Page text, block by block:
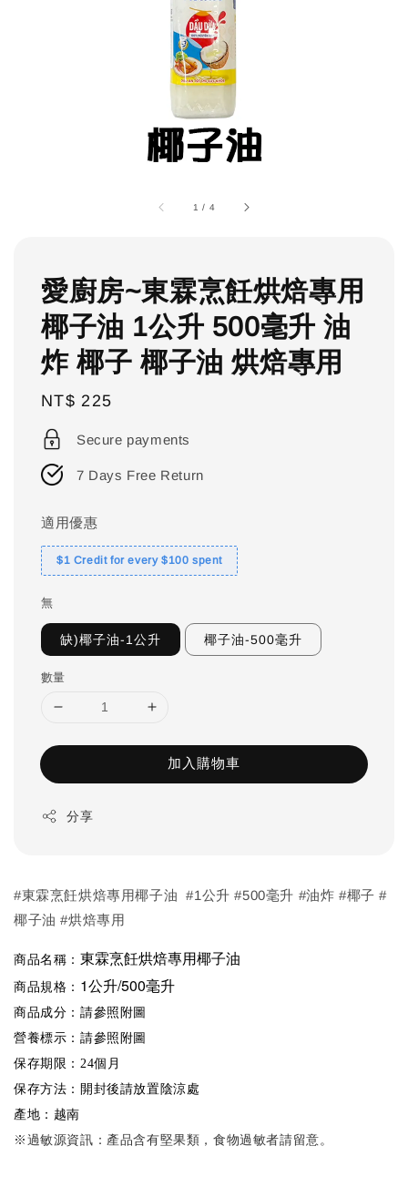
1 / 4
愛廚房~東霖烹飪烘焙專用
椰子油 1公升 500毫升 油
炸 椰子 椰子油 烘焙專用
Regular
price
NT$ 225
Secure payments
7 Days Free Return
適用優惠
$1 Credit for every $100 spent
無
缺)椰子油-1公升 椰子油-500毫升
數量
加入購物車
分享
#東霖烹飪烘焙專用椰子油 #1公升 #500毫升 #油炸 #椰子 #
椰子油 #烘焙專用
商品名稱： 東霖烹飪烘焙專用椰子油
商品規格： 1公升/500毫升
商品成分：請參照附圖
營養標示： 請參照附圖
保存期限：24個月
保存方法：開封後請放置陰涼處
產地： 越南
※ 過敏源資訊：產品含有堅果類，食物過敏者請留意。